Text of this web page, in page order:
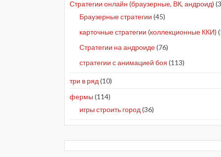
Стратегии онлайн (браузерные, ВК, андроид)
Браузерные стратегии (45)
карточные стратегии (коллекционные ККИ)
Стратегии на андроиде(76)
стратегии с анимацией боя (113)
три в ряд (10)
фермы (114)
игры строить город (36)